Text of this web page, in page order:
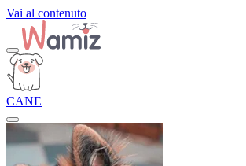
Vai al contenuto
CANE